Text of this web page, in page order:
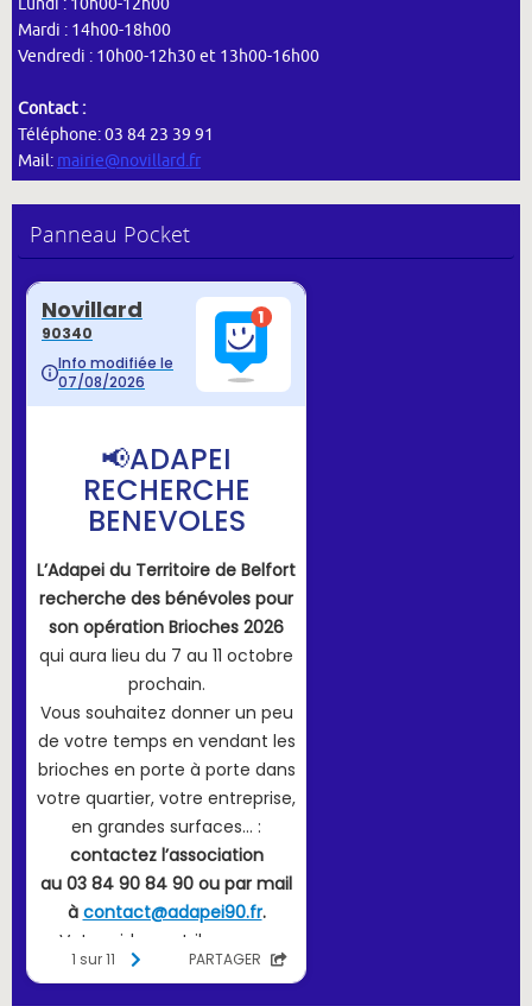
Mardi : 14h00-18h00
Vendredi : 10h00-12h30 et 13h00-16h00
Contact :
Téléphone: 03 84 23 39 91
Mail: mairie@novillard.fr
Panneau Pocket